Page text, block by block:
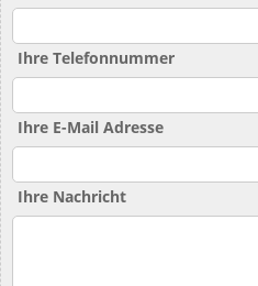
Ihre Telefonnummer
Ihre E-Mail Adresse
Ihre Nachricht